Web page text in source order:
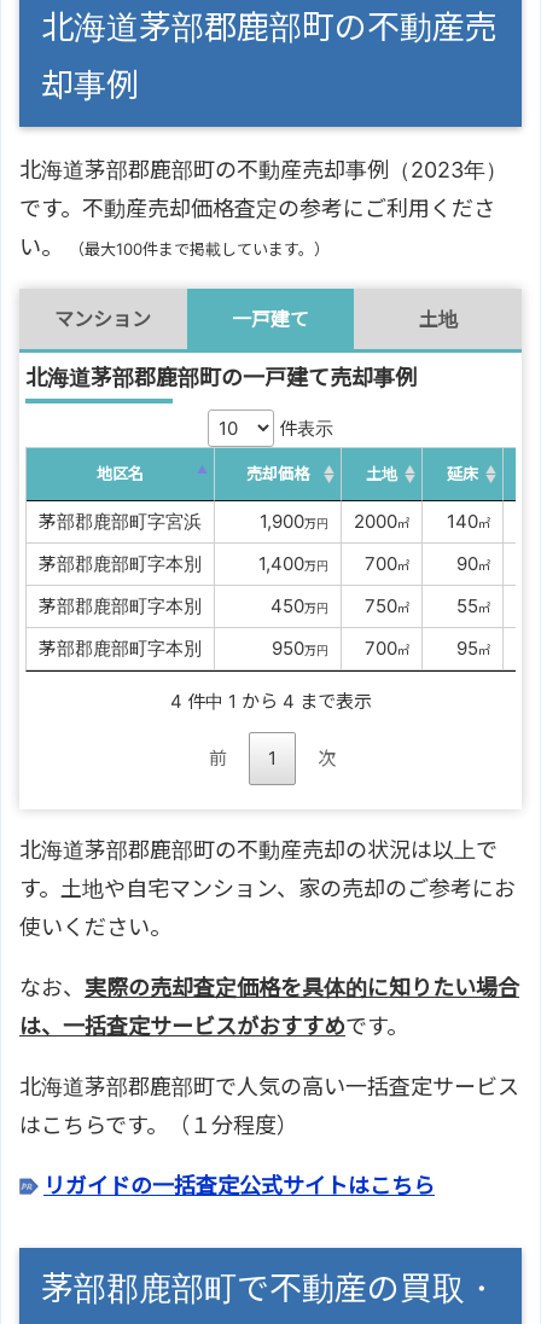
北海道茅部郡鹿部町の不動産売
却事例
北海道茅部郡鹿部町の不動産売却事例（2023年）
です。不動産売却価格査定の参考にご利用くださ
い。
（最大100件まで掲載しています。）
マンション 一戸建て 土地
北海道茅部郡鹿部町の一戸建て売却事例
件表示
地区名 売却価格 土地 延床
茅部郡鹿部町字宮浜 1,900万円 2000㎡ 140㎡
茅部郡鹿部町字本別
1,400万円 700㎡ 90㎡
茅部郡鹿部町字本別
450万円 750㎡ 55㎡
茅部郡鹿部町字本別
950万円 700㎡ 95㎡
4 件中 1 から 4 まで表示
前 1 次
北海道茅部郡鹿部町の不動産売却の状況は以上で
す。土地や自宅マンション、家の売却のご参考にお
使いください。
なお、 実際の売却査定価格を具体的に知りたい場合
は、一括査定サービスがおすすめです。
北海道茅部郡鹿部町で人気の高い一括査定サービス
はこちらです。（１分程度）
リガイドの一括査定公式サイトはこちら
茅部郡鹿部町で不動産の買取・